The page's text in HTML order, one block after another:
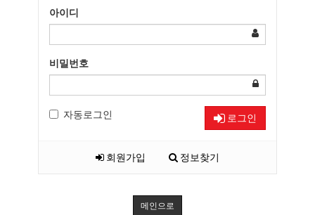
아이디
비밀번호
자동로그인 로그인
회원가입 정보찾기
메인으로